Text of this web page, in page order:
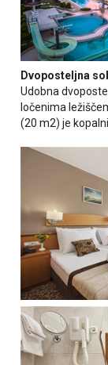
Dvoposteljna
Udobna
ločenima
(20 m2) je